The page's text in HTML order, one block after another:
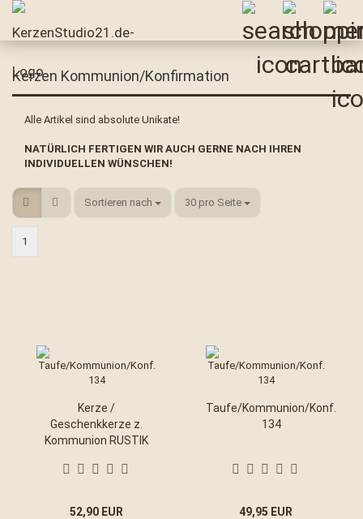
Kerzen Kommunion/Konfirmation
Alle Artikel sind absolute Unikate!
NATÜRLICH FERTIGEN WIR AUCH GERNE NACH IHREN
INDIVIDUELLEN WÜNSCHEN!
Sortieren nach
Sortieren nach 30 pro Seite
pro Seite
1
Kerze /
Geschenkkerze z.
Kommunion RUSTIK
52,90 EUR
Taufe/Kommunion/Konf.
134
49,95 EUR